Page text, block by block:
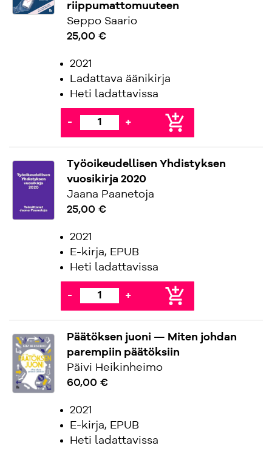
riippumattomuuteen
Seppo Saario
25,00 €
2021
Ladattava äänikirja
Heti ladattavissa
- + add_shopping_cart
Työoikeudellisen Yhdistyksen
vuosikirja 2020
Jaana Paanetoja
25,00 €
2021
E-kirja, EPUB
Heti ladattavissa
- + add_shopping_cart
Päätöksen juoni — Miten johdan
parempiin päätöksiin
Päivi Heikinheimo
60,00 €
2021
E-kirja, EPUB
Heti ladattavissa